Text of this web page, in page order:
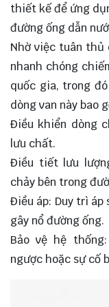
thiết kế để ứng
đường ống dẫn
Nhờ việc tuân thủ
nhanh chóng
quốc gia, trong
dòng van này bao
Điều khiển dòng
lưu chất.
Điều tiết lưu
chảy bên trong
Điều áp: Duy trì
gây nổ đường ống.
Bảo vệ hệ
ngược hoặc sự cố